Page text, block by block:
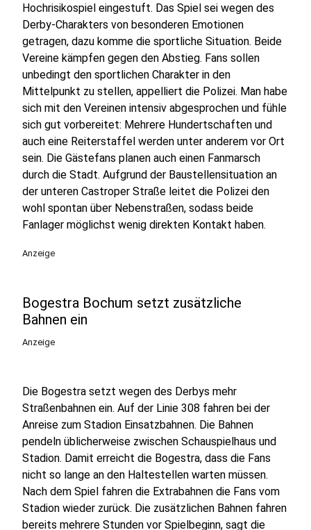
Hochrisikospiel eingestuft. Das Spiel sei wegen des
Derby-Charakters von besonderen Emotionen
getragen, dazu komme die sportliche Situation. Beide
Vereine kämpfen gegen den Abstieg. Fans sollen
unbedingt den sportlichen Charakter in den
Mittelpunkt zu stellen, appelliert die Polizei. Man habe
sich mit den Vereinen intensiv abgesprochen und fühle
sich gut vorbereitet: Mehrere Hundertschaften und
auch eine Reiterstaffel werden unter anderem vor Ort
sein. Die Gästefans planen auch einen Fanmarsch
durch die Stadt. Aufgrund der Baustellensituation an
der unteren Castroper Straße leitet die Polizei den
wohl spontan über Nebenstraßen, sodass beide
Fanlager möglichst wenig direkten Kontakt haben.
Anzeige
Bogestra Bochum setzt zusätzliche
Bahnen ein
Anzeige
Die Bogestra setzt wegen des Derbys mehr
Straßenbahnen ein. Auf der Linie 308 fahren bei der
Anreise zum Stadion Einsatzbahnen. Die Bahnen
pendeln üblicherweise zwischen Schauspielhaus und
Stadion. Damit erreicht die Bogestra, dass die Fans
nicht so lange an den Haltestellen warten müssen.
Nach dem Spiel fahren die Extrabahnen die Fans vom
Stadion wieder zurück. Die zusätzlichen Bahnen fahren
bereits mehrere Stunden vor Spielbeginn, sagt die